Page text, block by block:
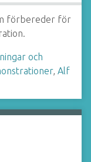
förbereder för
och
, Alf